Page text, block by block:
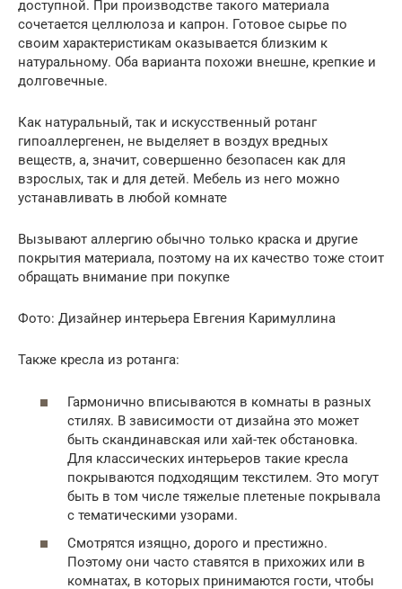
доступной. При производстве такого материала
сочетается целлюлоза и капрон. Готовое сырье по
своим характеристикам оказывается близким к
натуральному. Оба варианта похожи внешне, крепкие и
долговечные.
Как натуральный, так и искусственный ротанг
гипоаллергенен, не выделяет в воздух вредных
веществ, а, значит, совершенно безопасен как для
взрослых, так и для детей. Мебель из него можно
устанавливать в любой комнате
Вызывают аллергию обычно только краска и другие
покрытия материала, поэтому на их качество тоже стоит
обращать внимание при покупке
Фото: Дизайнер интерьера Евгения Каримуллина
Также кресла из ротанга:
Гармонично вписываются в комнаты в разных
стилях. В зависимости от дизайна это может
быть скандинавская или хай-тек обстановка.
Для классических интерьеров такие кресла
покрываются подходящим текстилем. Это могут
быть в том числе тяжелые плетеные покрывала
с тематическими узорами.
Смотрятся изящно, дорого и престижно.
Поэтому они часто ставятся в прихожих или в
комнатах, в которых принимаются гости, чтобы